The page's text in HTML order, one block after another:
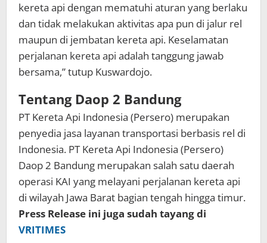
kereta api dengan mematuhi aturan yang berlaku
dan tidak melakukan aktivitas apa pun di jalur rel
maupun di jembatan kereta api. Keselamatan
perjalanan kereta api adalah tanggung jawab
bersama,” tutup Kuswardojo.
Tentang Daop 2 Bandung
PT Kereta Api Indonesia (Persero) merupakan
penyedia jasa layanan transportasi berbasis rel di
Indonesia. PT Kereta Api Indonesia (Persero)
Daop 2 Bandung merupakan salah satu daerah
operasi KAI yang melayani perjalanan kereta api
di wilayah Jawa Barat bagian tengah hingga timur.
Press Release ini juga sudah tayang di
VRITIMES